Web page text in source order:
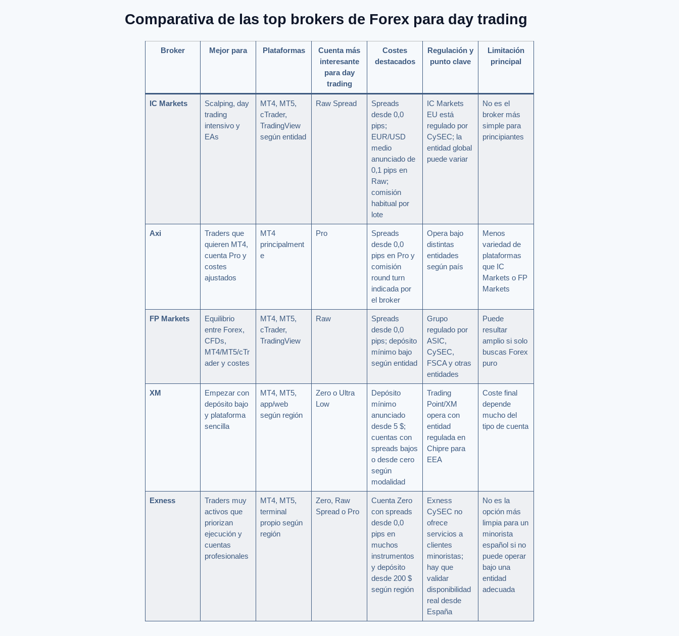
Comparativa de las top brokers de Forex para day trading
Broker Mejor para Plataformas
Cuenta más
interesante
para day
trading
Costes
destacados
Regulación y
punto clave
Limitación
principal
IC Markets
Scalping, day
trading
intensivo y
EAs
MT4, MT5,
cTrader,
TradingView
según entidad
Raw Spread
Spreads
desde 0,0
pips;
EUR/USD
medio
anunciado de
0,1 pips en
Raw;
comisión
habitual por
lote
IC Markets
EU está
regulado por
CySEC; la
entidad global
puede variar
No es el
broker más
simple para
principiantes
Axi
Traders que
quieren MT4,
cuenta Pro y
costes
ajustados
MT4
principalment
e
Pro
Spreads
desde 0,0
pips en Pro y
comisión
round turn
indicada por
el broker
Opera bajo
distintas
entidades
según país
Menos
variedad de
plataformas
que IC
Markets o FP
Markets
FP Markets
Equilibrio
entre Forex,
CFDs,
MT4/MT5/cTr
ader y costes
MT4, MT5,
cTrader,
TradingView
Raw
Spreads
desde 0,0
pips; depósito
mínimo bajo
según entidad
Grupo
regulado por
ASIC,
CySEC,
FSCA y otras
entidades
Puede
resultar
amplio si solo
buscas Forex
puro
XM
Empezar con
depósito bajo
y plataforma
sencilla
MT4, MT5,
app/web
según región
Zero o Ultra
Low
Depósito
mínimo
anunciado
desde 5 $;
cuentas con
spreads bajos
o desde cero
según
modalidad
Trading
Point/XM
opera con
entidad
regulada en
Chipre para
EEA
Coste final
depende
mucho del
tipo de cuenta
Exness
Traders muy
activos que
priorizan
ejecución y
cuentas
profesionales
MT4, MT5,
terminal
propio según
región
Zero, Raw
Spread o Pro
Cuenta Zero
con spreads
desde 0,0
pips en
muchos
instrumentos
y depósito
desde 200 $
según región
Exness
CySEC no
ofrece
servicios a
clientes
minoristas;
hay que
validar
disponibilidad
real desde
España
No es la
opción más
limpia para un
minorista
español si no
puede operar
bajo una
entidad
adecuada